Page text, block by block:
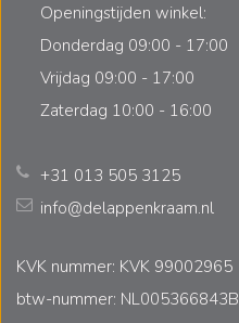
Openingstijden winkel:
Donderdag 09:00 - 17:00
Vrijdag 09:00 - 17:00
Zaterdag 10:00 - 16:00
+31 013 505 3125
info@delappenkraam.nl
KVK nummer: KVK 99002965
btw-nummer: